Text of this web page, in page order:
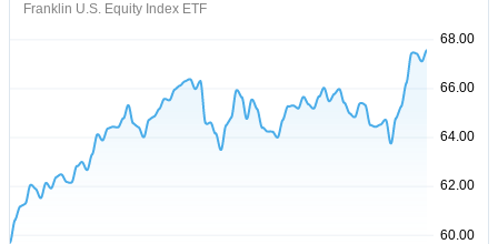
Franklin U.S. Equity Index ETF